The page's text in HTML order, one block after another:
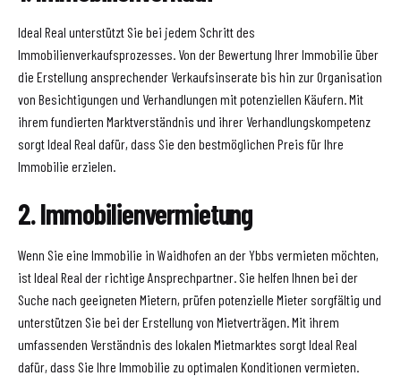
Ideal Real unterstützt Sie bei jedem Schritt des
Immobilienverkaufsprozesses. Von der Bewertung Ihrer Immobilie über
die Erstellung ansprechender Verkaufsinserate bis hin zur Organisation
von Besichtigungen und Verhandlungen mit potenziellen Käufern. Mit
ihrem fundierten Marktverständnis und ihrer Verhandlungskompetenz
sorgt Ideal Real dafür, dass Sie den bestmöglichen Preis für Ihre
Immobilie erzielen.
2. Immobilienvermietung
Wenn Sie eine Immobilie in Waidhofen an der Ybbs vermieten möchten,
ist Ideal Real der richtige Ansprechpartner. Sie helfen Ihnen bei der
Suche nach geeigneten Mietern, prüfen potenzielle Mieter sorgfältig und
unterstützen Sie bei der Erstellung von Mietverträgen. Mit ihrem
umfassenden Verständnis des lokalen Mietmarktes sorgt Ideal Real
dafür, dass Sie Ihre Immobilie zu optimalen Konditionen vermieten.